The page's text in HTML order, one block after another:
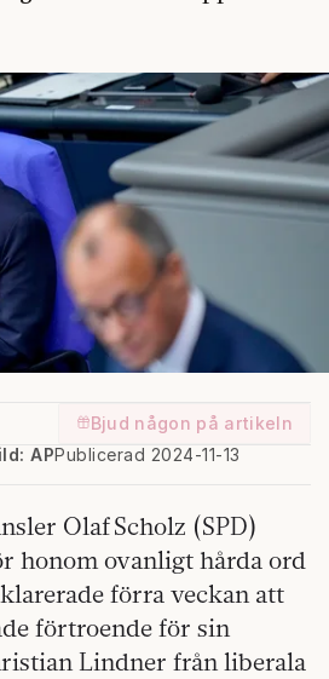
Bjud någon på artikeln
Publicerad 2024-11-13
AP
Olaf Scholz (SPD)
honom ovanligt hårda ord
förra veckan att
förtroende för sin
Lindner från liberala